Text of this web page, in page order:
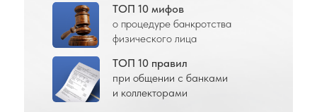
ТОП 10 мифов
о процедуре банкротства
физического лица
ТОП 10 правил
при общении с банками
и коллекторами